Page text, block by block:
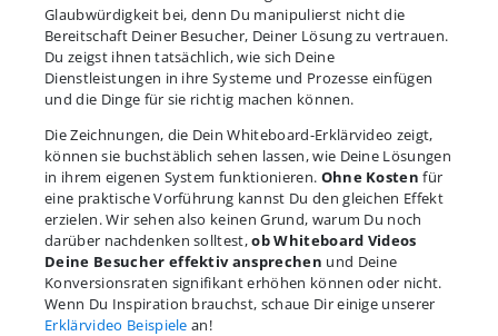
Glaubwürdigkeit bei, denn Du manipulierst nicht die
Bereitschaft Deiner Besucher, Deiner Lösung zu vertrauen.
Du zeigst ihnen tatsächlich, wie sich Deine
Dienstleistungen in ihre Systeme und Prozesse einfügen
und die Dinge für sie richtig machen können.
Die Zeichnungen, die Dein Whiteboard-Erklärvideo zeigt,
können sie buchstäblich sehen lassen, wie Deine Lösungen
in ihrem eigenen System funktionieren. Ohne Kostenfür
eine praktische Vorführung kannst Du den gleichen Effekt
erzielen. Wir sehen also keinen Grund, warum Du noch
darüber nachdenken solltest,ob Whiteboard Videos
Deine Besucher effektiv ansprechen und Deine
Konversionsraten signifikant erhöhen können oder nicht.
Wenn Du Inspiration brauchst, schaue Dir einige unserer
Erklärvideo Beispiele an!